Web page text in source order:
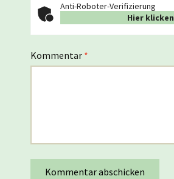
Anti-Roboter-Verifizierung
Hier klicken
Kommentar *